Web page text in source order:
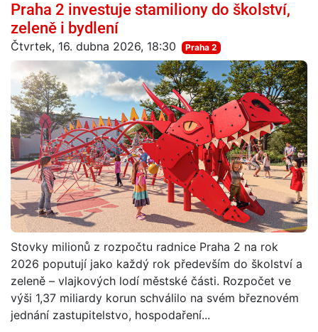
Praha 2 investuje stamiliony do školství,
zeleně i bydlení
Čtvrtek, 16. dubna 2026, 18:30 Praha 2
Stovky milionů z rozpočtu radnice Praha 2 na rok
2026 poputují jako každý rok především do školství a
zeleně – vlajkových lodí městské části. Rozpočet ve
výši 1,37 miliardy korun schválilo na svém březnovém
jednání zastupitelstvo, hospodaření...